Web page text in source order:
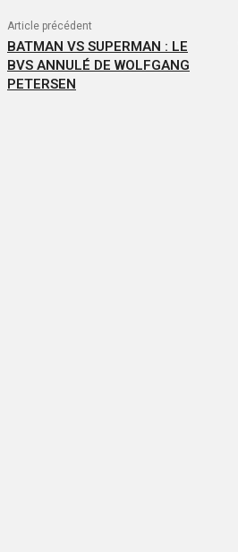
Article précédent
BATMAN VS SUPERMAN : LE
BVS ANNULÉ DE WOLFGANG
PETERSEN